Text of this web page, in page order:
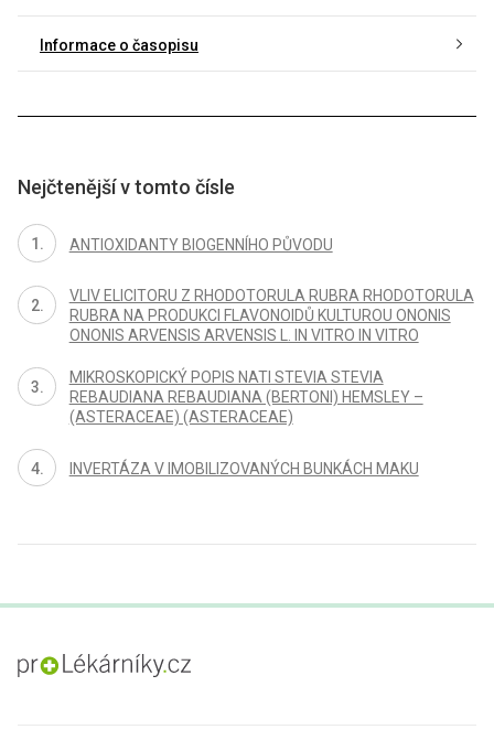
Informace o časopisu
Nejčtenější v tomto čísle
ANTIOXIDANTY BIOGENNÍHO PŮVODU
VLIV ELICITORU Z RHODOTORULA RUBRA RHODOTORULA
RUBRA NA PRODUKCI FLAVONOIDŮ KULTUROU ONONIS
ONONIS ARVENSIS ARVENSIS L. IN VITRO IN VITRO
MIKROSKOPICKÝ POPIS NATI STEVIA STEVIA
REBAUDIANA REBAUDIANA (BERTONI) HEMSLEY –
(ASTERACEAE) (ASTERACEAE)
INVERTÁZA V IMOBILIZOVANÝCH BUNKÁCH MAKU
proLékaře.cz